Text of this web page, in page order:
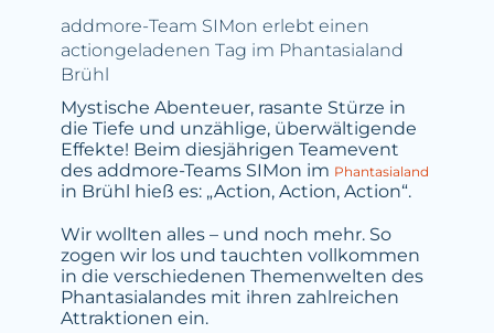
addmore-Team SIMon erlebt einen
actiongeladenen Tag im Phantasialand
Brühl
Mystische Abenteuer, rasante Stürze in
die Tiefe und unzählige, überwältigende
Effekte! Beim diesjährigen Teamevent
des addmore-Teams SIMon im Phantasialand
in Brühl hieß es: „Action, Action, Action“.
Wir wollten alles – und noch mehr. So
zogen wir los und tauchten vollkommen
in die verschiedenen Themenwelten des
Phantasialandes mit ihren zahlreichen
Attraktionen ein.